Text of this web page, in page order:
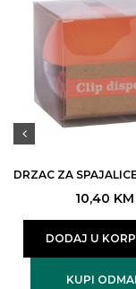
10,40 KM
DODAJ U
KUPI